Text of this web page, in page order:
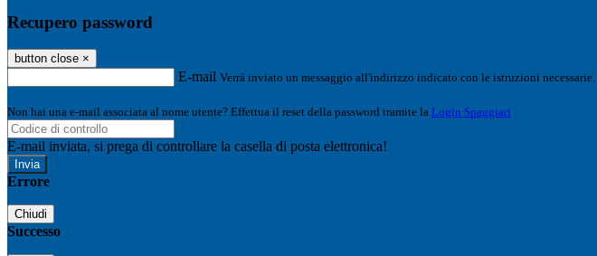
Recupero password
button close ×
E-mail Verrà inviato un messaggio all'indirizzo indicato con le istruzioni necessarie.
Non hai una e-mail associata al nome utente? Effettua il reset della password tramite la Login Spaggiari
E-mail inviata, si prega di controllare la casella di posta elettronica!
Errore
Chiudi
Successo